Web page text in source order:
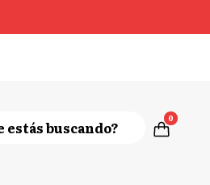
0